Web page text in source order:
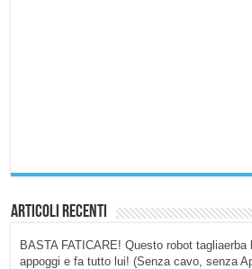
Articoli Recenti
BASTA FATICARE! Questo robot tagliaerba
appoggi e fa tutto lui! (Senza cavo, senza